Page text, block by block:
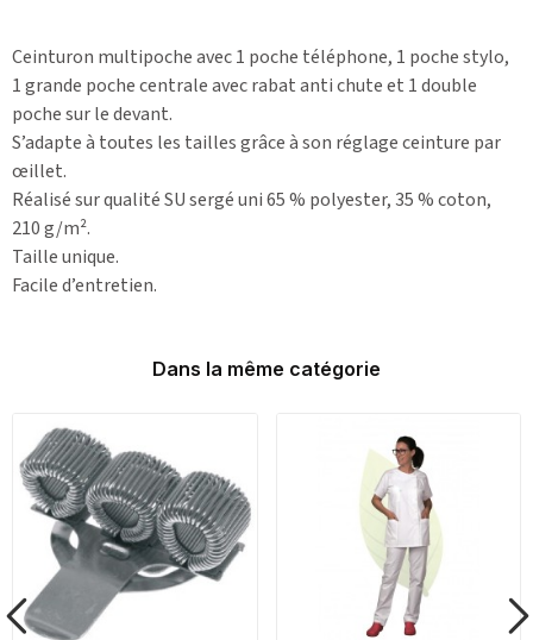
Ceinturon multipoche avec 1 poche téléphone, 1 poche stylo,
1 grande poche centrale avec rabat anti chute et 1 double
poche sur le devant.
S’adapte à toutes les tailles grâce à son réglage ceinture par
œillet.
Réalisé sur qualité SU sergé uni 65 % polyester, 35 % coton,
210 g/m².
Taille unique.
Facile d’entretien.
Dans la même catégorie